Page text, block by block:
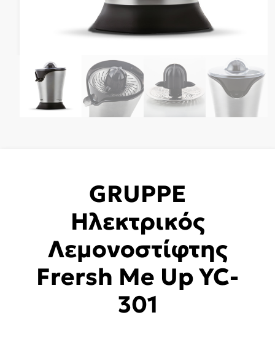
GRUPPE
Ηλεκτρικός
Λεμονοστίφτης
Frersh Me Up YC-
301